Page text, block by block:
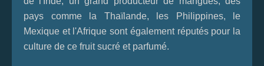
pays comme la Thaïlande, les Philippines, le
Mexique et l'Afrique sont également réputés pour la
culture de ce fruit sucré et parfumé.